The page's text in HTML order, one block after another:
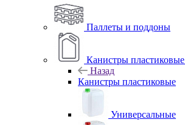
Паллеты и поддоны
Канистры пластиковые
Назад
Канистры пластиковые
Универсальные